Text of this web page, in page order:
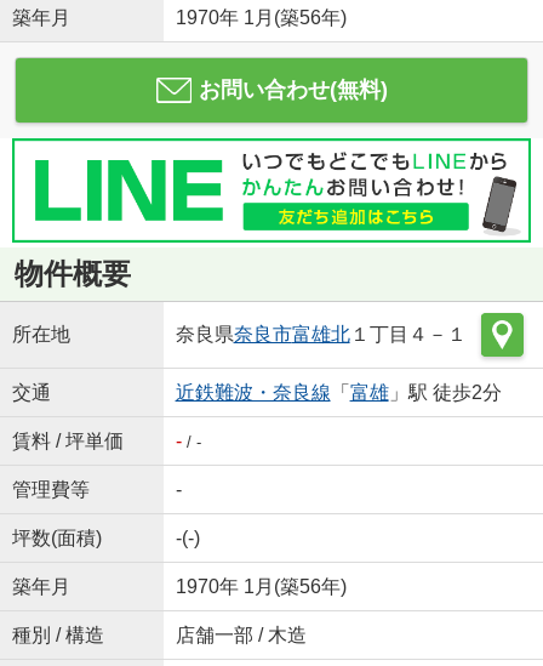
築年月 1970年 1月(築56年)
お問い合わせ(無料)
物件概要
所在地 奈良県奈良市富雄北１丁目４－１
交通 近鉄難波・奈良線 「 富雄」駅 徒歩2分
賃料 / 坪単価 -/ -
管理費等 -
坪数(面積) -(-)
築年月 1970年 1月(築56年)
種別 / 構造 店舗一部 / 木造